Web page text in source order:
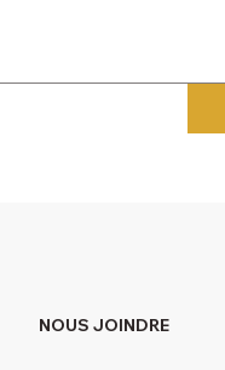
NOUS JOINDRE